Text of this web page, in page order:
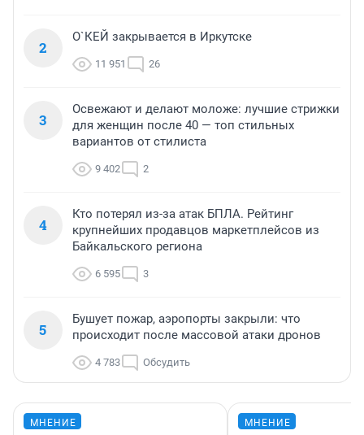
2
О`КЕЙ закрывается в Иркутске
11 951 26
3
Освежают и делают моложе: лучшие стрижки
для женщин после 40 — топ стильных
вариантов от стилиста
9 402 2
4
Кто потерял из-за атак БПЛА. Рейтинг
крупнейших продавцов маркетплейсов из
Байкальского региона
6 595 3
5
Бушует пожар, аэропорты закрыли: что
происходит после массовой атаки дронов
4 783 Обсудить
МНЕНИЕ МНЕНИЕ